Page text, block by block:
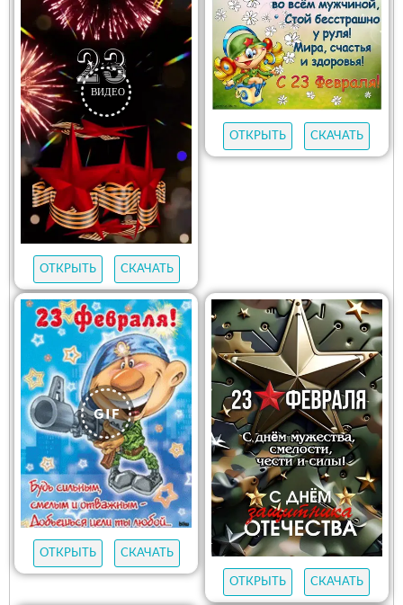
ОТКРЫТЬ СКАЧАТЬ
ОТКРЫТЬ СКАЧАТЬ
ОТКРЫТЬ СКАЧАТЬ
ОТКРЫТЬ СКАЧАТЬ